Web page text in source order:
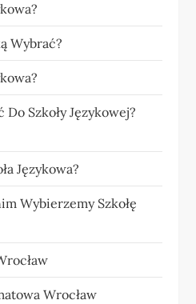
Wybrać?
Szkoły Językowej?
Językowa?
Wybierzemy Szkołę
Wrocław